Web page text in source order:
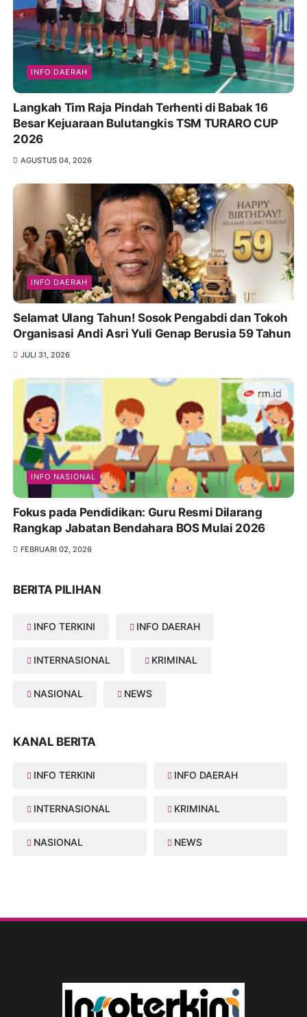
INFO DAERAH
Langkah Tim Raja Pindah Terhenti di Babak 16
Besar Kejuaraan Bulutangkis TSM TURARO CUP
2026
AGUSTUS 04, 2026
INFO DAERAH
Selamat Ulang Tahun! Sosok Pengabdi dan Tokoh
Organisasi Andi Asri Yuli Genap Berusia 59 Tahun
JULI 31, 2026
INFO NASIONAL
Fokus pada Pendidikan: Guru Resmi Dilarang
Rangkap Jabatan Bendahara BOS Mulai 2026
FEBRUARI 02, 2026
BERITA PILIHAN
INFO TERKINI INFO DAERAH
INTERNASIONAL KRIMINAL
NASIONAL NEWS
KANAL BERITA
INFO TERKINI INFO DAERAH
INTERNASIONAL KRIMINAL
NASIONAL NEWS